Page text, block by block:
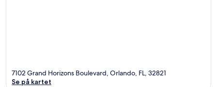
7102 Grand Horizons Boulevard, Orlando, FL, 32821
Se på kartet